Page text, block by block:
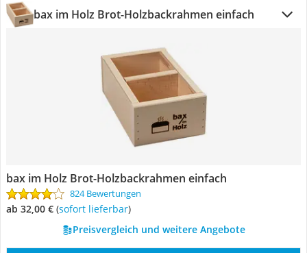
bax im Holz Brot-Holzbackrahmen einfach
bax im Holz Brot-Holzbackrahmen einfach
824 Bewertungen
ab 32,00 € ( Sofort lieferbar)
Preisvergleich und weitere Angebote